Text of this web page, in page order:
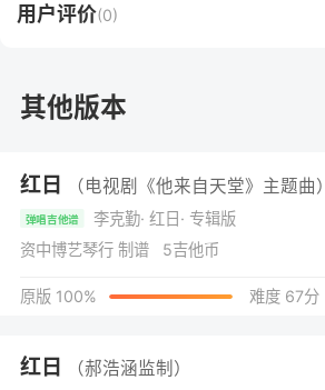
用户评价(0)
其他版本
红日 （电视剧《他来自天堂》主题曲）
弹唱吉他谱 李克勤· 红日 · 专辑版
资中博艺琴行 制谱 5吉他币
原版 100% 难度 67分
红日 （郝浩涵监制）